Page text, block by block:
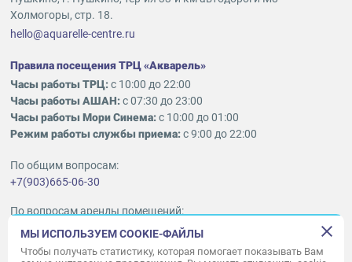
Холмогоры, стр. 18.
hello@aquarelle-centre.ru
Правила посещения ТРЦ «Акварель»
Часы работы ТРЦ:с 10:00 до 22:00
Часы работы АШАН:с 07:30 до 23:00
Часы работы Мори Синема:с 10:00 до 01:00
Режим работы службы приема:с 9:00 до 22:00
По общим вопросам:
+7(903)665-06-30
По вопросам аренды помещений:
ukleykina@nhood.com
+7(903)665-98-78
МЫ ИСПОЛЬЗУЕМ COOKIE-ФАЙЛЫ
Чтобы получать статистику, которая помогает показывать Вам